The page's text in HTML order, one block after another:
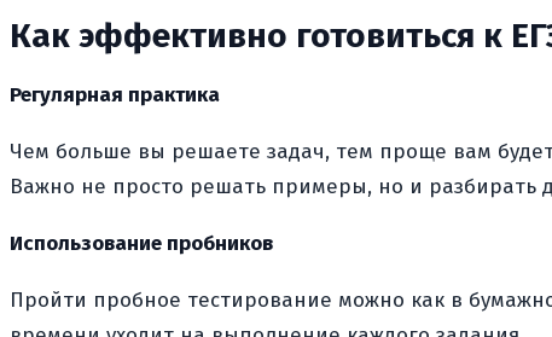
Как эффективно готовиться к
Регулярная практика
Чем больше вы решаете задач, тем проще вам
Важно не просто решать примеры, но и разбирать
Использование пробников
Пройти пробное тестирование можно как в